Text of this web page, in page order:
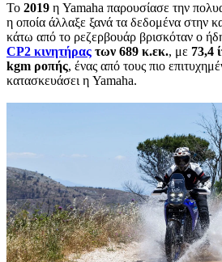
Το 2019 η Yamaha παρουσίασε την
η οποία άλλαξε ξανά τα δεδομένα στην
κάτω από το ρεζερβουάρ βρισκόταν ο
CP2 κινητήρας των 689 κ.εκ., με 73,4
kgm ροπής, ένας από τους πιο
κατασκευάσει η Yamaha.